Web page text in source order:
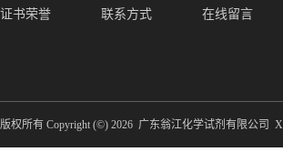
证书荣誉 联系方式 在线留言
版权所有 Copyright (©) 2026 广东翁江化学试剂有限公司